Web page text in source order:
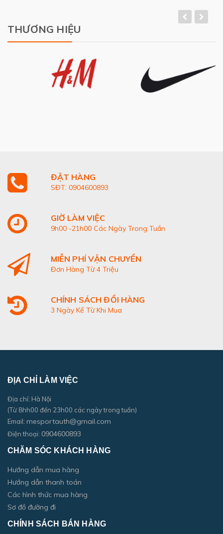
THƯƠNG HIỆU
ĐẶT HÀNG
SĐT: 0904600893
GIỜ LÀM VIỆC
9h00 -21h00 Các Ngày Trong Tuần
MIỄN PHÍ VẬN CHUYỂN
Đơn Hàng Từ 4 Triệu
CHÍNH SÁCH ĐỔI HÀNG
3 Ngày Kể Từ Khi Mua
ĐỊA CHỈ LÀM VIỆC
Địa chỉ: Hà Nội
(Từ 8hh00 đến 23h00 các ngày trong tuần)
Email: mesportauth@gmail.com
Điện thoại: 0904600893
CHĂM SÓC KHÁCH HÀNG
Hướng dẫn mua hàng
Hướng dẫn thanh toán
Các hình thức mua hàng
Sơ đồ đường đi
CHÍNH SÁCH BÁN HÀNG